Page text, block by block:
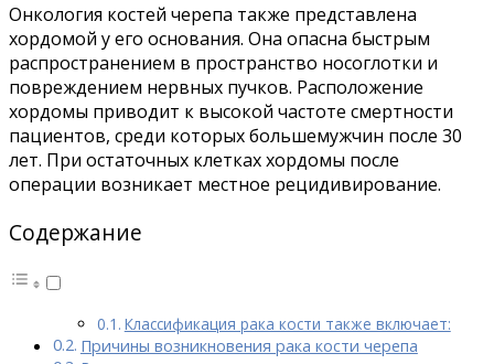
Онкология костей черепа также представлена
хордомой у его основания. Она опасна быстрым
распространением в пространство носоглотки и
повреждением нервных пучков. Расположение
хордомы приводит к высокой частоте смертности
пациентов, среди которых большемужчин после 30
лет. При остаточных клетках хордомы после
операции возникает местное рецидивирование.
Содержание
Классификация рака кости также включает:
Причины возникновения рака кости черепа